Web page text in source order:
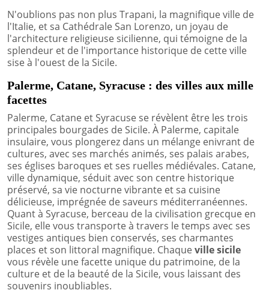
N'oublions pas non plus Trapani, la magnifique ville de
l'Italie, et sa Cathédrale San Lorenzo, un joyau de
l'architecture religieuse sicilienne, qui témoigne de la
splendeur et de l'importance historique de cette ville
sise à l'ouest de la Sicile.
Palerme, Catane, Syracuse : des villes aux mille
facettes
Palerme, Catane et Syracuse se révèlent être les trois
principales bourgades de Sicile. À Palerme, capitale
insulaire, vous plongerez dans un mélange enivrant de
cultures, avec ses marchés animés, ses palais arabes,
ses églises baroques et ses ruelles médiévales. Catane,
ville dynamique, séduit avec son centre historique
préservé, sa vie nocturne vibrante et sa cuisine
délicieuse, imprégnée de saveurs méditerranéennes.
Quant à Syracuse, berceau de la civilisation grecque en
Sicile, elle vous transporte à travers le temps avec ses
vestiges antiques bien conservés, ses charmantes
places et son littoral magnifique. Chaqueville sicile
vous révèle une facette unique du patrimoine, de la
culture et de la beauté de la Sicile, vous laissant des
souvenirs inoubliables.